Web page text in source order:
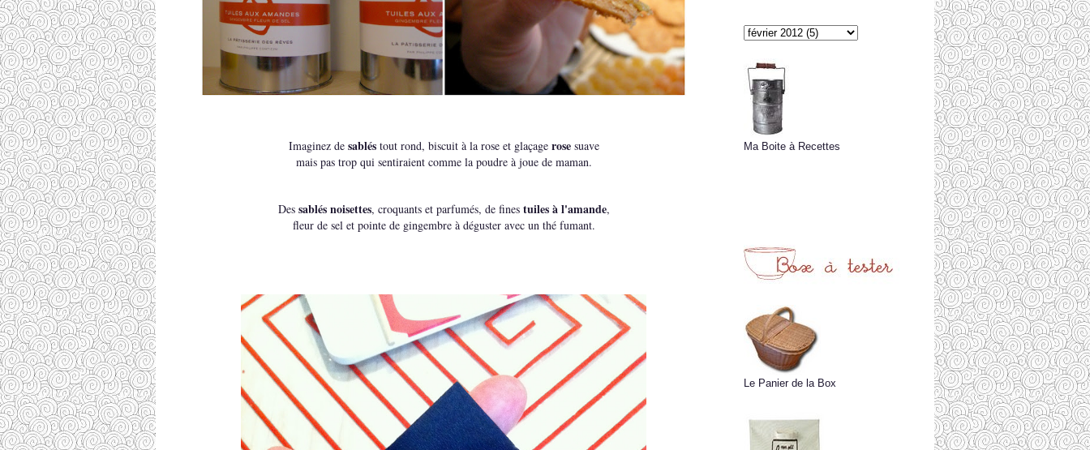
Imaginez de sablés tout rond, biscuit à la rose et glaçagerosesuave
mais pas trop qui sentiraient comme la poudre à joue de maman.
Des sablés noisettes, croquants et parfumés, de fines tuiles à l'amande,
fleur de sel et pointe de gingembre à déguster avec un thé fumant.
Ma Boite à Recettes
Le Panier de la Box